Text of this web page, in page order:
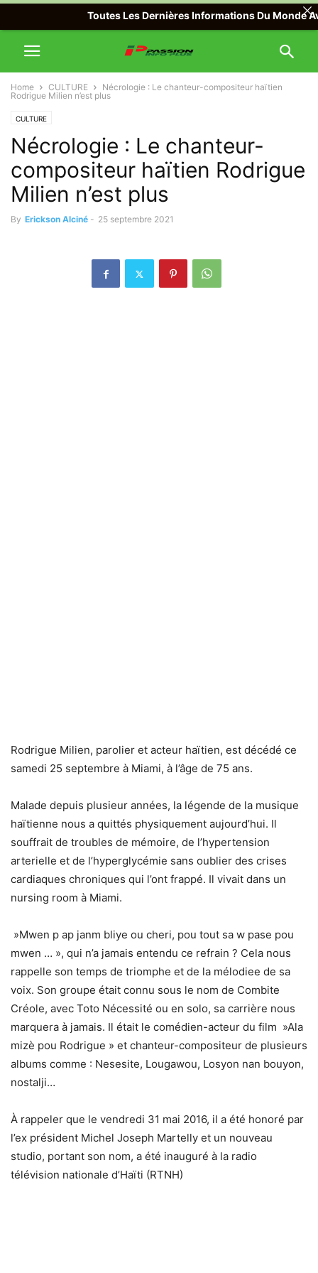
Home CULTURE
Nécrologie : Le chanteur-compositeur haïtien
Rodrigue Milien n’est plus
CULTURE
Nécrologie : Le chanteur-
compositeur haïtien Rodrigue
Milien n’est plus
By Erickson Alciné - 25 septembre 2021
Rodrigue Milien, parolier et acteur haïtien, est décédé ce
samedi 25 septembre à Miami, à l’âge de 75 ans.
Malade depuis plusieur années, la légende de la musique
haïtienne nous a quittés physiquement aujourd’hui. Il
souffrait de troubles de mémoire, de l’hypertension
arterielle et de l’hyperglycémie sans oublier des crises
cardiaques chroniques qui l’ont frappé. Il vivait dans un
nursing room à Miami.
»Mwen p ap janm bliye ou cheri, pou tout sa w pase pou
mwen … », qui n’a jamais entendu ce refrain ? Cela nous
rappelle son temps de triomphe et de la mélodiee de sa
voix. Son groupe était connu sous le nom de Combite
Créole, avec Toto Nécessité ou en solo, sa carrière nous
marquera à jamais. Il était le comédien-acteur du film »Ala
mizè pou Rodrigue » et chanteur-compositeur de plusieurs
albums comme : Nesesite, Lougawou, Losyon nan bouyon,
nostalji…
À rappeler que le vendredi 31 mai 2016, il a été honoré par
l’ex président Michel Joseph Martelly et un nouveau
studio, portant son nom, a été inauguré à la radio
télévision nationale d’Haïti (RTNH)
Toutes Les Dernières Informations Du Monde